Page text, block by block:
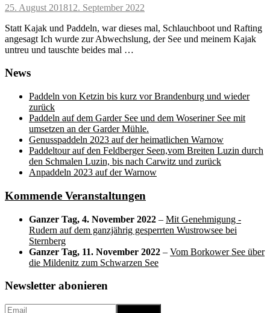
Posted
25. August 201812. September 2022
Statt Kajak und Paddeln, war dieses mal, Schlauchboot und Rafting
angesagt Ich wurde zur Abwechslung, der See und meinem Kajak
untreu und tauschte beides mal …
News
Paddeln von Ketzin bis kurz vor Brandenburg und wieder
zurück
Paddeln auf dem Garder See und dem Woseriner See mit
umsetzen an der Garder Mühle.
Genusspaddeln 2023 auf der heimatlichen Warnow
Paddeltour auf den Feldberger Seen,vom Breiten Luzin durch
den Schmalen Luzin, bis nach Carwitz und zurück
Anpaddeln 2023 auf der Warnow
Kommende Veranstaltungen
Ganzer Tag, 4. November 2022 – Mit Genehmigung -
Rudern auf dem ganzjährig gesperrten Wustrowsee bei
Sternberg
Ganzer Tag, 11. November 2022 – Vom Borkower See über
die Mildenitz zum Schwarzen See
Newsletter abonieren